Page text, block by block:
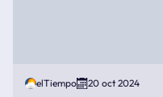
elTiempo 20 oct 2024